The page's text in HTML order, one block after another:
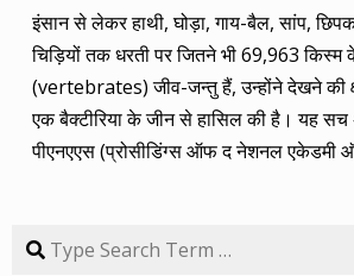
इंसान से लेकर हाथी, घोड़ा, गाय-बैल, सांप,
चिड़ियों तक धरती पर जितने भी 69,963
(vertebrates) जीव-जन्तु हैं, उन्होंने देखने की
एक बैक्टीरिया के जीन से हासिल की है। यह
पीएनएएस (प्रोसीडिंग्स ऑफ द नेशनल
Search